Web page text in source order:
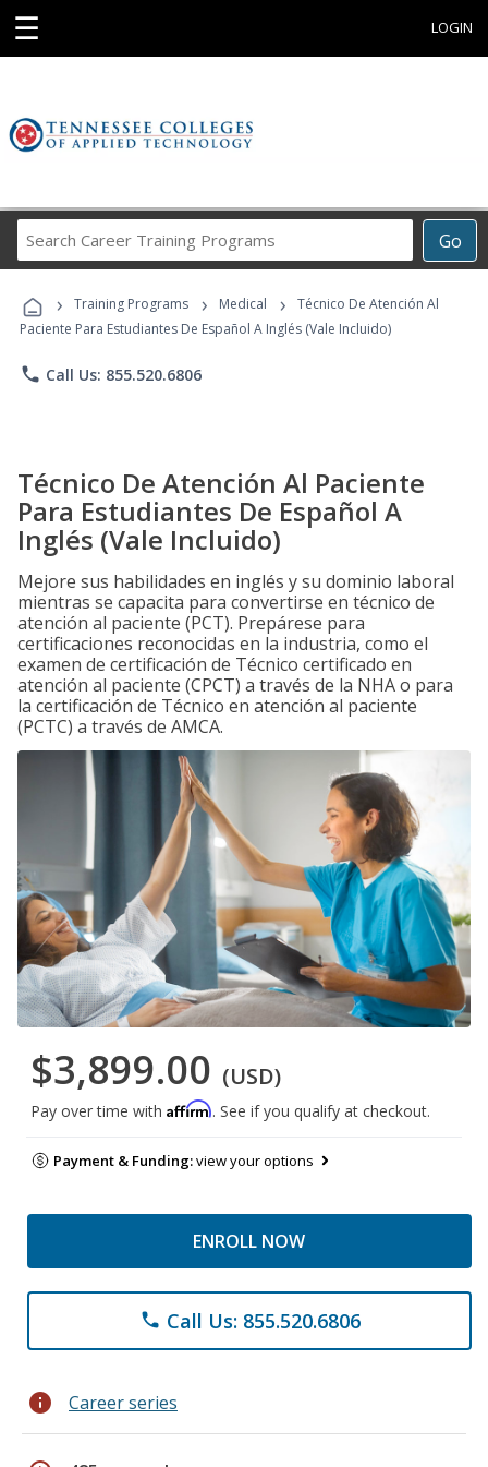
☰ LOGIN
Go
Career
Programs
› Training Programs › Medical ›
Técnico De Atención Al
Paciente Para Estudiantes De Español A Inglés (Vale Incluido)
phone Call Us: 855.520.6806
Técnico De Atención Al Paciente
Para Estudiantes De Español A
Inglés (Vale Incluido)
Mejore sus habilidades en inglés y su dominio laboral
mientras se capacita para convertirse en técnico de
atención al paciente (PCT). Prepárese para
certificaciones reconocidas en la industria, como el
examen de certificación de Técnico certificado en
atención al paciente (CPCT) a través de la NHA o para
la certificación de Técnico en atención al paciente
(PCTC) a través de AMCA.
$3,899.00 (USD)
Pay over time with Affirm. See if you qualify at checkout.
Payment & Funding:view your options
ENROLL NOW
phone Call Us: 855.520.6806
info Career series